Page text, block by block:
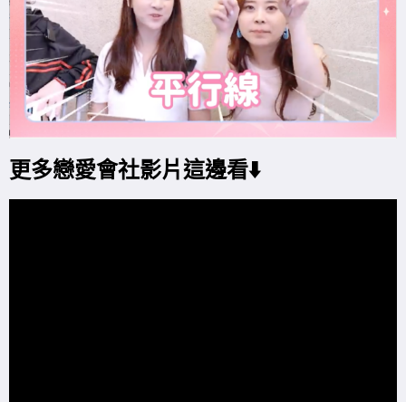
更多戀愛會社影片這邊看⬇️